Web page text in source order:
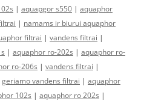
| aquapgor s550 | aquaphor
| namams ir biurui aquaphor
filtrai | vandens filtrai |
| aquaphor ro-202s | aquaphor ro-
ro-206s | vandens filtrai |
geriamo vandens filtrai | aquaphor
102s | aquaphor ro 202s |